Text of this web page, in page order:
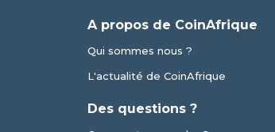
A propos de CoinAfrique
Qui sommes nous ?
L'actualité de CoinAfrique
Des questions ?